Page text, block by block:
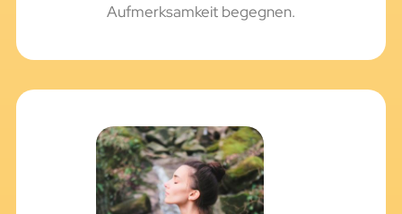
Aufmerksamkeit begegnen.